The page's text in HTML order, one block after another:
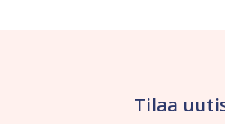
Tilaa